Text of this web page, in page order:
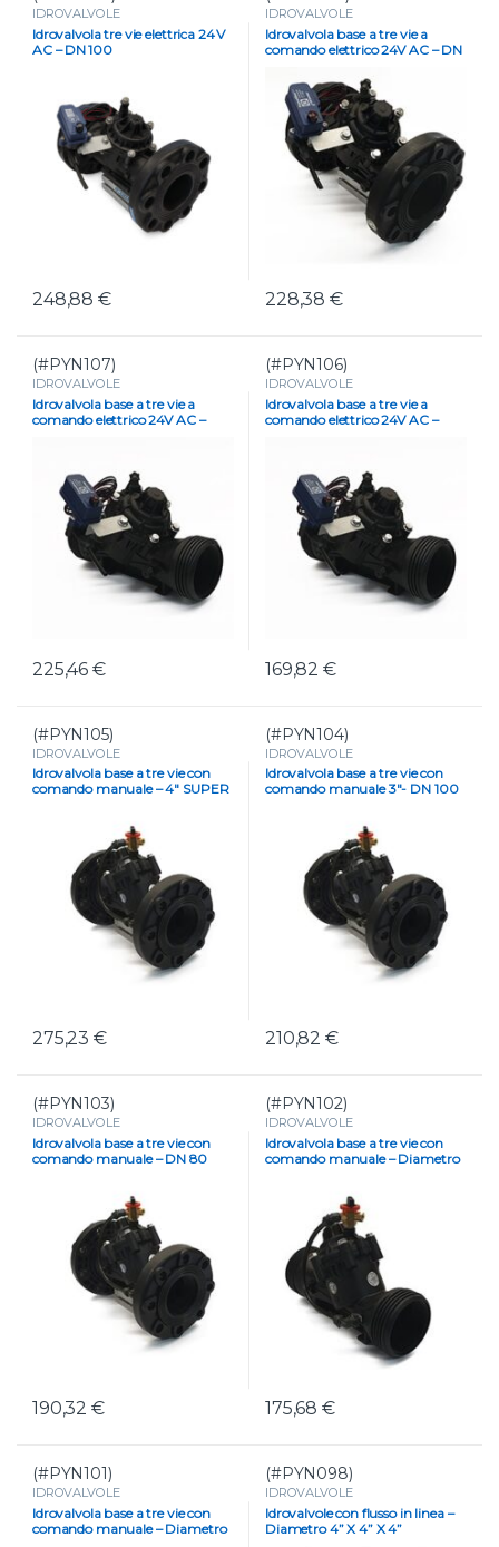
IDROVALVOLE
Idrovalvola tre vie elettrica 24 V
AC – DN 100
248,88€
IDROVALVOLE
Idrovalvola base a tre vie a
comando elettrico 24V AC – DN
228,38€
(#PYN107)
IDROVALVOLE
Idrovalvola base a tre vie a
comando elettrico 24V AC –
225,46€
(#PYN106)
IDROVALVOLE
Idrovalvola base a tre vie a
comando elettrico 24V AC –
169,82€
(#PYN105)
IDROVALVOLE
Idrovalvola base a tre vie con
comando manuale – 4″ SUPER
275,23€
(#PYN104)
IDROVALVOLE
Idrovalvola base a tre vie con
comando manuale 3″- DN 100
210,82€
(#PYN103)
IDROVALVOLE
Idrovalvola base a tre vie con
comando manuale – DN 80
190,32€
(#PYN102)
IDROVALVOLE
Idrovalvola base a tre vie con
comando manuale – Diametro
175,68€
(#PYN101)
IDROVALVOLE
Idrovalvola base a tre vie con
comando manuale – Diametro
(#PYN098)
IDROVALVOLE
Idrovalvole con flusso in linea –
Diametro 4” X 4” X 4”